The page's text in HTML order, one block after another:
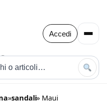
Accedi
»sandali» Maui